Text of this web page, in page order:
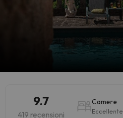
9.7
419 recensioni
Camere
Eccellente